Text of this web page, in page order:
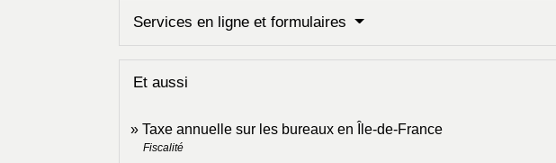
Services en ligne et formulaires
Et aussi
Taxe annuelle sur les bureaux en Île-de-France
Fiscalité